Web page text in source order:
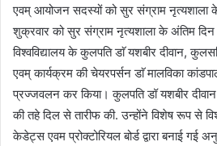
एवम् आयोजन सदस्यों को सुर संग्राम
शुक्रवार को सुर संग्राम नृत्यशाला के अंतिम
विश्वविद्यालय के कुलपति डाॅ यशबीर दीवान,
एवम् कार्यक्रम की चेयरपर्सन डाॅ मालविका
प्रज्जवलन कर किया। कुलपति डॉ यशबीर
की तहे दिल से तारीफ की. उन्होंने विशेष रूप से
केडेट्स एवम प्रोक्टोरियल बोर्ड द्वारा बनाई गई